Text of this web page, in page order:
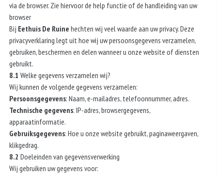
via de browser. Zie hiervoor de help functie of de handleiding van uw
browser
Bij Eethuis De Ruine hechten wij veel waarde aan uw privacy. Deze
privacyverklaring legt uit hoe wij uw persoonsgegevens verzamelen,
gebruiken, beschermen en delen wanneer u onze website of diensten
gebruikt.
8.1 Welke gegevens verzamelen wij?
Wij kunnen de volgende gegevens verzamelen:
Persoonsgegevens: Naam, e-mailadres, telefoonnummer, adres.
Technische gegevens: IP-adres, browsergegevens,
apparaatinformatie.
Gebruiksgegevens: Hoe u onze website gebruikt, paginaweergaven,
klikgedrag.
8.2 Doeleinden van gegevensverwerking
Wij gebruiken uw gegevens voor: